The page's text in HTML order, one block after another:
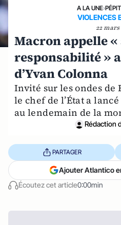
A LA UNE›
VIOLENCES
22 mars
Macron appelle «
responsabilité »
d’Yvan Colonna
Invité sur les ondes de
le chef de l’État a
au lendemain de la
Rédaction
Écoutez cet article0:00min
PARTAGER
Ajouter Atlantico